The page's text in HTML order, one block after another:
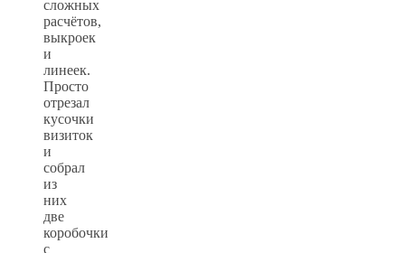
сложных
расчётов,
выкроек
и
линеек.
Просто
отрезал
кусочки
визиток
и
собрал
из
них
две
коробочки
с